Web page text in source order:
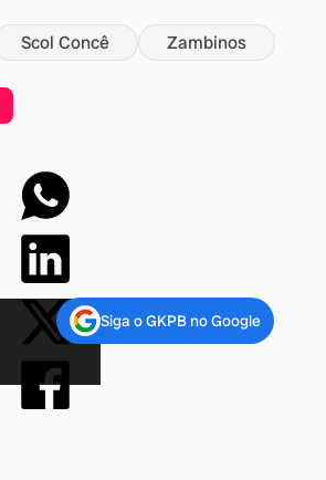
Scol Concê Zambinos
Siga o GKPB no Google